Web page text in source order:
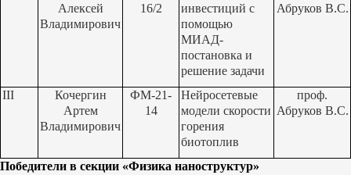
Алексей
Владимирович
16/2
инвестиций с
помощью
МИАД-
постановка и
решение задачи
Абруков В.С.
III
Кочергин
Артем
Владимирович
ФМ-21-
14
Нейросетевые
модели скорости
горения
биотоплив
проф.
Абруков В.С.
Победители в секции «Физика наноструктур»